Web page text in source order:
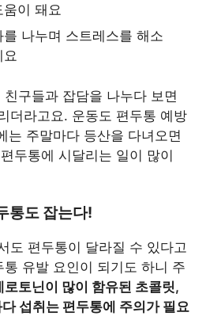
이 돼요
나누며 스트레스를 해소
요
구들과 잡담을 나누다 보면
더라고요. 운동도 편두통 예방
는 주말마다 등산을 다녀오면
두통에 시달리는 일이 많이
통도 잡는다!
도 편두통이 달라질 수 있다고
유발 요인이 되기도 하니 주
로토닌이 많이 함유된 초콜릿,
섭취는 편두통에 주의가 필요